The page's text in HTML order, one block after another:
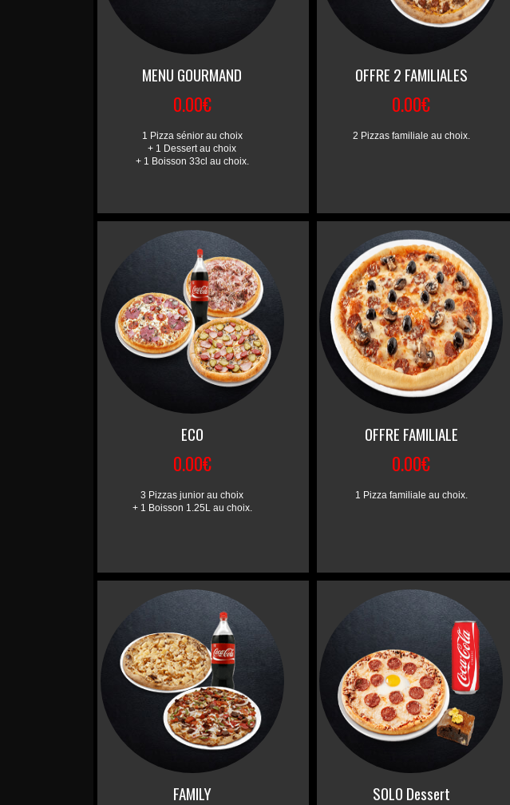
MENU GOURMAND
0.00€
1 Pizza sénior au choix
+ 1 Dessert au choix
+ 1 Boisson 33cl au choix.
OFFRE 2 FAMILIALES
0.00€
2 Pizzas familiale au choix.
ECO
0.00€
3 Pizzas junior au choix
+ 1 Boisson 1.25L au choix.
OFFRE FAMILIALE
0.00€
1 Pizza familiale au choix.
FAMILY SOLO Dessert